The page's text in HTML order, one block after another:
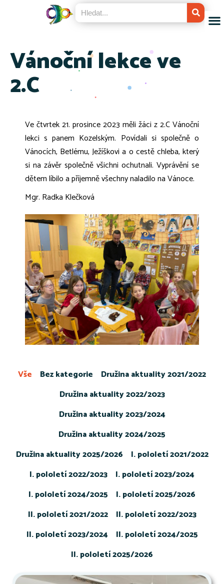
Vánoční lekce ve
2.C
Ve čtvrtek 21. prosince 2023 měli žáci z 2.C Vánoční
lekci s panem Kozelským. Povídali si společně o
Vánocích, Betlému, Ježíškovi a o cestě chleba, který
si na závěr společně všichni ochutnali. Vyprávění se
dětem líbilo a příjemně všechny naladilo na Vánoce.
Mgr. Radka Klečková
Bez kategorie
Družina aktuality 2021/2022
Družina aktuality 2022/2023
Družina aktuality 2023/2024
Družina aktuality 2024/2025
Družina aktuality 2025/2026
I. pololetí 2021/2022
I. pololetí 2022/2023
I. pololetí 2023/2024
I. pololetí 2024/2025
I. pololetí 2025/2026
II. pololetí 2021/2022
II. pololetí 2022/2023
II. pololetí 2023/2024
II. pololetí 2024/2025
II. pololetí 2025/2026
Vše